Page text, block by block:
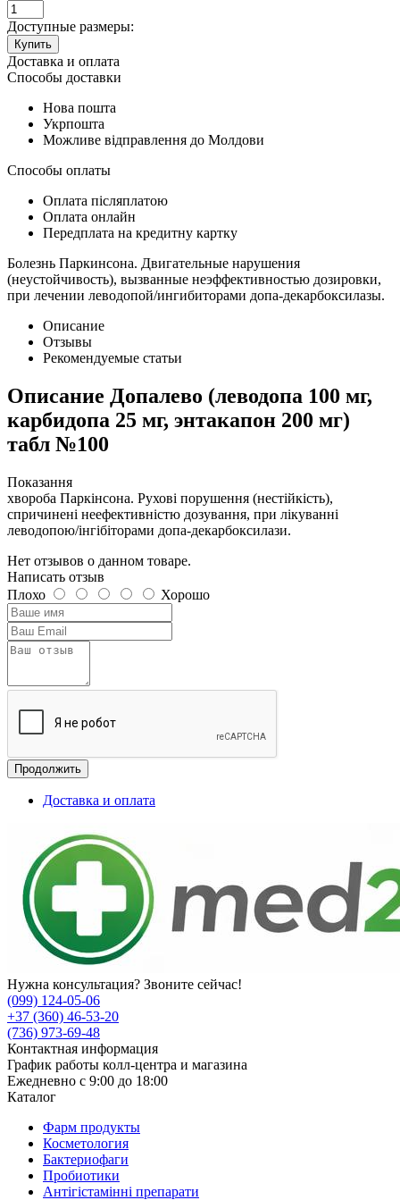
Доступные размеры:
Купить
Доставка и оплата
Способы доставки
Нова пошта
Укрпошта
Можливе відправлення до Молдови
Способы оплаты
Оплата післяплатою
Оплата онлайн
Передплата на кредитну картку
Болезнь Паркинсона. Двигательные нарушения
(неустойчивость), вызванные неэффективностью дозировки,
при лечении леводопой/ингибиторами допа-декарбоксилазы.
Описание
Отзывы
Рекомендуемые статьи
Описание Допалево (леводопа 100 мг,
карбидопа 25 мг, энтакапон 200 мг)
табл №100
Показання
хвороба Паркінсона. Рухові порушення (нестійкість),
спричинені неефективністю дозування, при лікуванні
леводопою/інгібіторами допа-декарбоксилази.
Нет отзывов о данном товаре.
Написать отзыв
Плохо
Хорошо
Продолжить
Доставка и оплата
Нужна консультация? Звоните сейчас!
(099) 124-05-06
+37 (360) 46-53-20
(736) 973-69-48
Контактная информация
График работы колл-центра и магазина
Ежедневно с 9:00 до 18:00
Каталог
Фарм продукты
Косметология
Бактериофаги
Пробиотики
Антігістамінні препарати